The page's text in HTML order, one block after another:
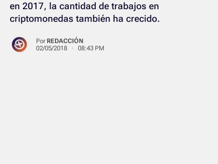
en 2017, la cantidad de trabajos en
criptomonedas también ha crecido.
Por REDACCIÓN
02/05/2018 · 08:43 PM